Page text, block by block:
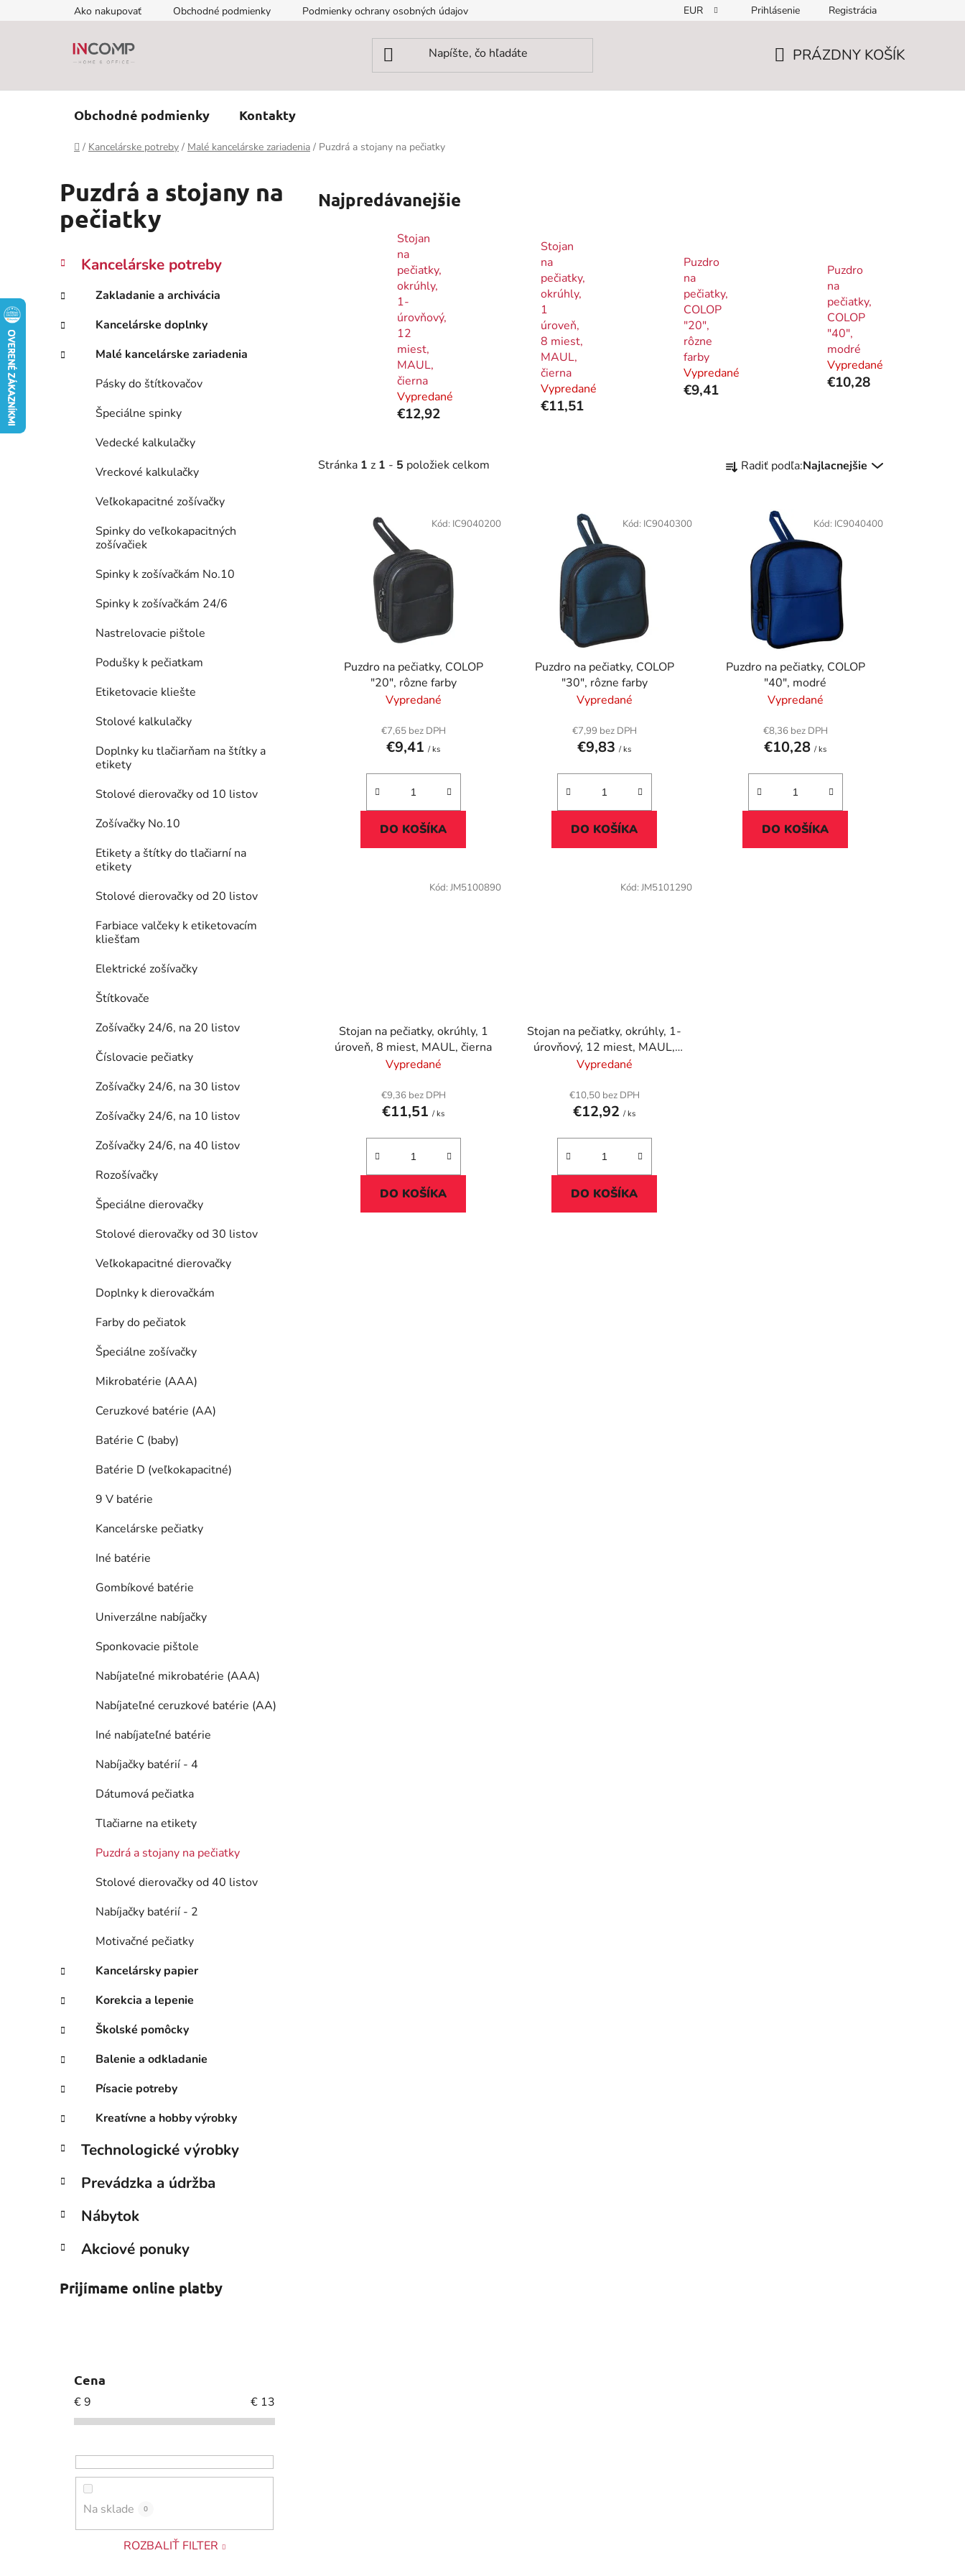
na
Ako nakupovať Obchodné podmienky Podmienky ochrany osobných údajov EUR Prihlásenie Registrácia
PRÁZDNY KOŠÍK
Obchodné podmienky Kontakty
Domov
/ Kancelárske potreby / Malé kancelárske zariadenia / Puzdrá a stojany na pečiatky
Puzdrá a stojany na
pečiatky
B
č
ý
p
Preskočiť
kategórie
K
a
e
g
ó
r
Kancelárske potreby
Zakladanie a archivácia
Kancelárske doplnky
Malé kancelárske zariadenia
Pásky do štítkovačov
Špeciálne spinky
Vedecké kalkulačky
Vreckové kalkulačky
Veľkokapacitné zošívačky
Spinky do veľkokapacitných
zošívačiek
Spinky k zošívačkám No.10
Spinky k zošívačkám 24/6
Nastrelovacie pištole
Podušky k pečiatkam
Etiketovacie kliešte
Stolové kalkulačky
Doplnky ku tlačiarňam na štítky a
etikety
Stolové dierovačky od 10 listov
Zošívačky No.10
Etikety a štítky do tlačiarní na
etikety
Stolové dierovačky od 20 listov
Farbiace valčeky k etiketovacím
kliešťam
Elektrické zošívačky
Štítkovače
Zošívačky 24/6, na 20 listov
Číslovacie pečiatky
Zošívačky 24/6, na 30 listov
Zošívačky 24/6, na 10 listov
Zošívačky 24/6, na 40 listov
Rozošívačky
Špeciálne dierovačky
Stolové dierovačky od 30 listov
Veľkokapacitné dierovačky
Doplnky k dierovačkám
Farby do pečiatok
Špeciálne zošívačky
Mikrobatérie (AAA)
Ceruzkové batérie (AA)
Batérie C (baby)
Batérie D (veľkokapacitné)
9 V batérie
Kancelárske pečiatky
Iné batérie
Gombíkové batérie
Univerzálne nabíjačky
Sponkovacie pištole
Nabíjateľné mikrobatérie (AAA)
Nabíjateľné ceruzkové batérie (AA)
Iné nabíjateľné batérie
Nabíjačky batérií - 4
Dátumová pečiatka
Tlačiarne na etikety
Puzdrá a stojany na pečiatky
Stolové dierovačky od 40 listov
Nabíjačky batérií - 2
Motivačné pečiatky
Kancelársky papier
Korekcia a lepenie
Školské pomôcky
Balenie a odkladanie
Písacie potreby
Kreatívne a hobby výrobky
Technologické výrobky
Prevádzka a údržba
Nábytok
Akciové ponuky
Prijímame online platby
Cena
€9 € 13
Na sklade 0
ROZBALIŤ FILTER
Najpredávanejšie
Stojan
na
pečiatky,
okrúhly,
1-
úrovňový,
12
miest,
MAUL,
čierna
Vypredané
€12,92
Stojan
na
pečiatky,
okrúhly,
1
úroveň,
8 miest,
MAUL,
čierna
Vypredané
€11,51
Puzdro
na
pečiatky,
COLOP
"20",
rôzne
farby
Vypredané
€9,41
Puzdro
na
pečiatky,
COLOP
"40",
modré
Vypredané
€10,28
Stránka 1 z 1 - 5 položiek celkom
a
u
Radiť podľa:Najlacnejšie
Puzdro na pečiatky, COLOP
"20", rôzne farby
Vypredané
€7,65 bez DPH
€9,41/ ks
DO KOŠÍKA
Kód: IC9040200
Puzdro na pečiatky, COLOP
"30", rôzne farby
Vypredané
€7,99 bez DPH
€9,83/ ks
DO KOŠÍKA
Kód: IC9040300
Puzdro na pečiatky, COLOP
"40", modré
Vypredané
€8,36 bez DPH
€10,28/ ks
DO KOŠÍKA
Kód: IC9040400
Stojan na pečiatky, okrúhly, 1
úroveň, 8 miest, MAUL, čierna
Vypredané
€9,36 bez DPH
€11,51/ ks
DO KOŠÍKA
Kód: JM5100890
Stojan na pečiatky, okrúhly, 1-
úrovňový, 12 miest, MAUL,
čierna
Vypredané
€10,50 bez DPH
€12,92/ ks
DO KOŠÍKA
Kód: JM5101290